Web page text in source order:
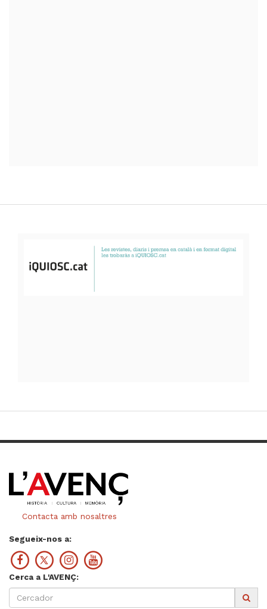
Contacta amb nosaltres
Segueix-nos a:
Cerca a L'AVENÇ: